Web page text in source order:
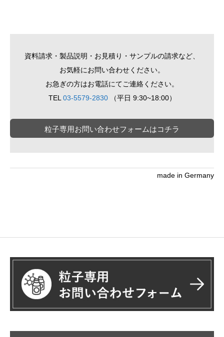
資料請求・製品説明・お見積り・サンプルの請求など、
お気軽にお問い合わせください。
お急ぎの方はお電話にてご連絡ください。
TEL03-5579-2830（平日 9:30~18:00）
粒子専用お問い合わせフォームはコチラ
made in Germany